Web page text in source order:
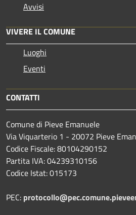
Avvisi
VIVERE IL COMUNE
Luoghi
Eventi
CONTATTI
Comune di Pieve Emanuele
Via Viquarterio 1 - 20072 Pieve
Codice Fiscale: 80104290152
Partita IVA: 04239310156
Codice Istat: 015173
PEC: